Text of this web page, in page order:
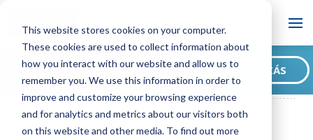
This website stores cookies on your computer.
These cookies are used to collect information about
how you interact with our website and allow us to
remember you. We use this information in order to
improve and customize your browsing experience
and for analytics and metrics about our visitors both
on this website and other media. To find out more
Blog
ADAPTIL HU Blog Nem elég független a kutyád? Íme néhány tipp!
Szeretne feliratkozni
blogunkra? FELIRATKOZÁS